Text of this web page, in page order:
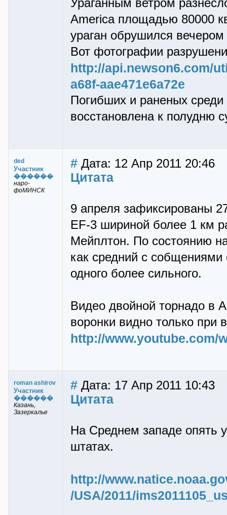
Ураганным ветром
America площадью 80000
ураган обрушился
Вот фотографии
http://api.newson6.com/
a68f-aae471e6a72e
Погибших и раненых среди
восстановлена к полудню
ded
Участник
������
наро-
фоМИНСК
# Дата: 12 Апр 2011 20:46
Цитата
9 апреля зафиксированы
EF-3 шириной более 1 км
Мейплтон. По состоянию
как средний с собщениями
одного более сильного.
Видео двойной торнадо в
воронки видно только
http://www.youtube.com/
roman ashirov
Участник
������
Казань,
Зазеркалье
# Дата: 17 Апр 2011 10:43
Цитата
На Среднем западе опять
штатах.
http://
/USA/2011/